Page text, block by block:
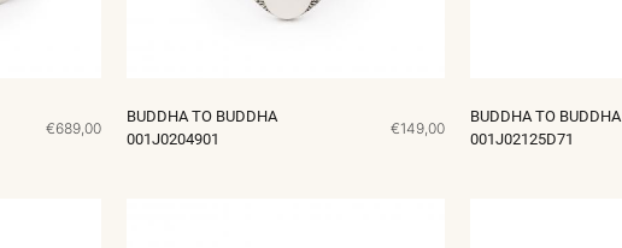
€689,00
BUDDHA TO BUDDHA
001J0204901
€149,00
BUDDHA TO BUDDHA
001J02125D71